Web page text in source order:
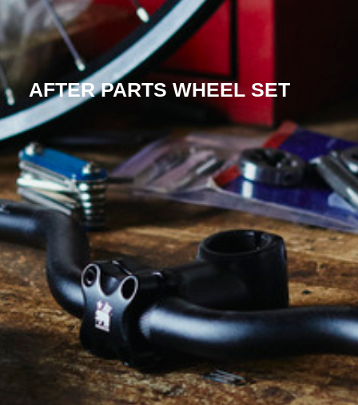
AFTER PARTS WHEEL SET